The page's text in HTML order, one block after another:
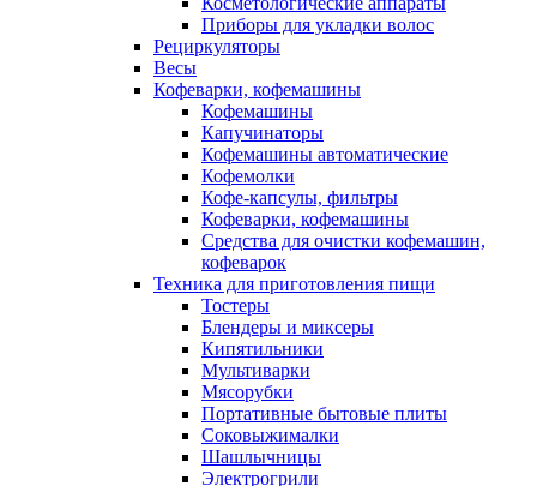
Приборы для укладки волос
Рециркуляторы
Весы
Кофеварки, кофемашины
Кофемашины
Капучинаторы
Кофемашины автоматические
Кофемолки
Кофе-капсулы, фильтры
Кофеварки, кофемашины
Средства для очистки кофемашин,
кофеварок
Техника для приготовления пищи
Тостеры
Блендеры и миксеры
Кипятильники
Мультиварки
Мясорубки
Портативные бытовые плиты
Соковыжималки
Шашлычницы
Электрогрили